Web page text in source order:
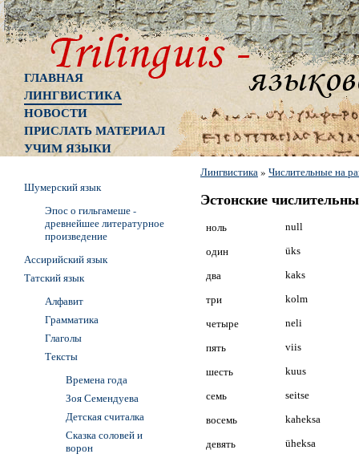
ГЛАВНАЯ
ЛИНГВИСТИКА
НОВОСТИ
ПРИСЛАТЬ МАТЕРИАЛ
УЧИМ ЯЗЫКИ
Лингвистика» Числительные на
Эстонские
ноль null
один üks
два kaks
три kolm
четыре neli
пять viis
шесть kuus
семь seitse
восемь kaheksa
девять üheksa
Шумерский язык
Эпос о гильгамеше -
древнейшее литературное
произведение
Ассирийский язык
Татский язык
Алфавит
Грамматика
Глаголы
Тексты
Времена года
Зоя Семендуева
Детская считалка
Сказка соловей и
ворон